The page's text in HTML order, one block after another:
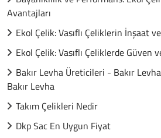
Avantajları
Ekol Çelik: Vasıflı Çeliklerin İnşaat
Ekol Çelik: Vasıflı Çeliklerde Güven
Bakır Levha Üreticileri - Bakır
Bakır Levha
Takım Çelikleri Nedir
Dkp Sac En Uygun Fiyat